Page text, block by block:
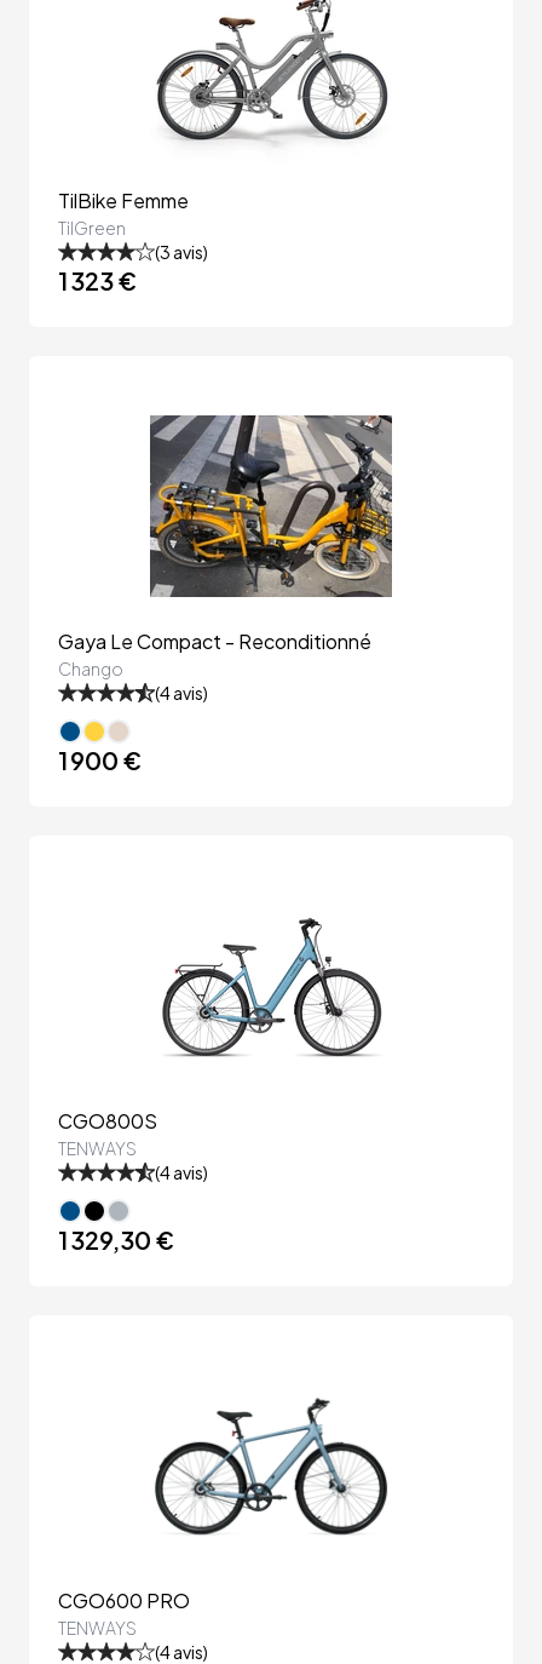
TilBike Femme
TilGreen
(3 avis)
1 323 €
Gaya Le Compact - Reconditionné
Chango
(4avis)
1 900 €
CGO800S
TENWAYS
(4avis)
1 329,30 €
CGO600 PRO
TENWAYS
(4avis)